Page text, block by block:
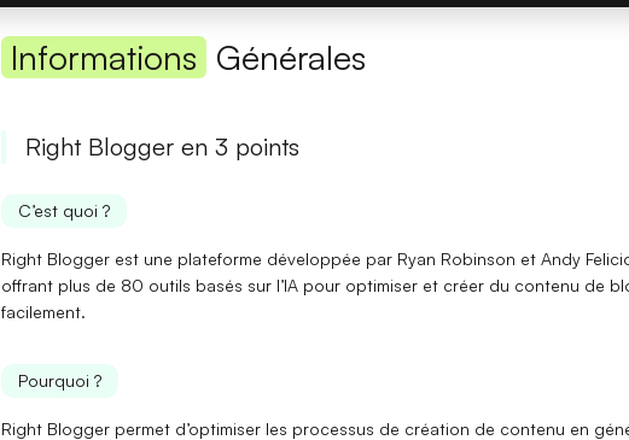
Opus 4.6→Opus 4.8
Note globale
Latence 1re réponse
Lire l'article complet
Informations Générales
Right Blogger en 3 points
C’est quoi ?
Right Blogger est une plateforme développée par Ryan Robinson et Andy
offrant plus de 80 outils basés sur l’IA pour optimiseret créer du contenu de
facilement.
Pourquoi ?
Right Blogger permet d’optimiser les processus de création de contenu en